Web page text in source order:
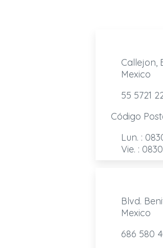
Callejon,
Mexico
55 5721
Código
Lun. :
Vie. :
Blvd.
Mexico
686 580